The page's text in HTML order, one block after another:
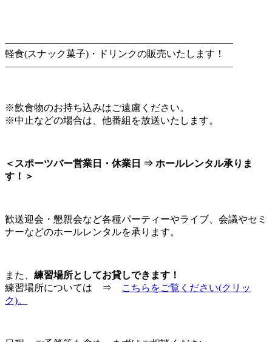
———————————————————————–
軽食(スナック菓子)・ドリンクの販売いたします！
———————————————————————–
※飲食物のお持ち込みはご遠慮ください。
※中止などの場合は、他番組を放送いたします。
＜スポーツバー営業日・休業日 ⇒ ホールレンタル承りま
す！＞
歓送迎会・懇親会など各種パーティーやライブ、会議やセミ
ナーなどのホールレンタルを承ります。
また、 練習場所としてお貸しできます！
練習場所については ⇒
こちらをご覧ください(クリッ
ク)。